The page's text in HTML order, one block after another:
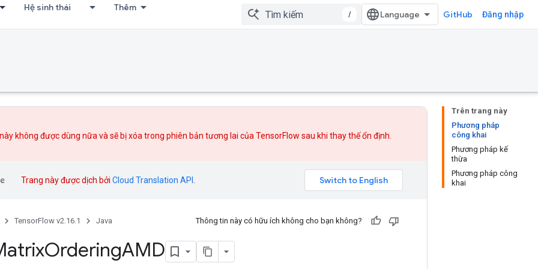
Hệ sinh thái Thêm
/ GitHub Đăng nhập
Trên trang này
Phương pháp
công khai
Phương pháp kế
thừa
Phương pháp công
khai
không được dùng nữa và sẽ bị xóa trong phiên bản tương lai của TensorFlow sau khi thay thếổn định.
Trang này được dịch bởi Cloud Translation API
TensorFlow v2.16.1 Java Thông tin này có hữu ích không cho bạn không?
OrderingAMD